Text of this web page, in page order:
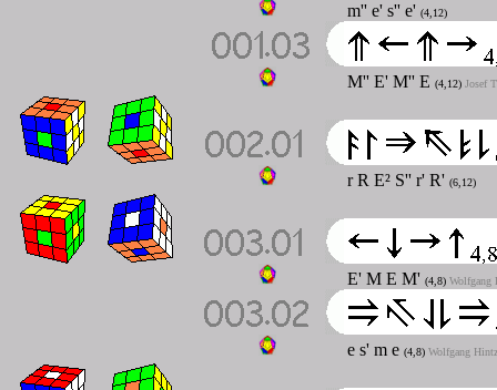
m'' e' s'' e' (4,12)
M'' E' M'' E (4,12) Josef
r R E² S'' r' R' (6,12)
E' M E M' (4,8) Wolfgang
e s' m e (4,8) Wolfgang